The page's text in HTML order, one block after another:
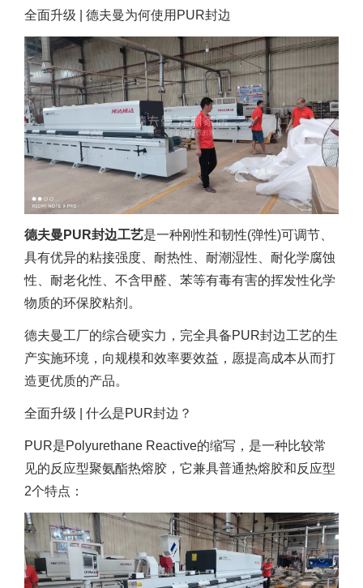
全面升级 | 德夫曼为何使用PUR封边
德夫曼PUR封边工艺是一种刚性和韧性(弹性)可调节、
具有优异的粘接强度、耐热性、耐潮湿性、耐化学腐蚀
性、耐老化性、不含甲醛、苯等有毒有害的挥发性化学
物质的环保胶粘剂。
德夫曼工厂的综合硬实力，完全具备PUR封边工艺的生
产实施环境，向规模和效率要效益，愿提高成本从而打
造更优质的产品。
全面升级 | 什么是PUR封边？
PUR是Polyurethane Reactive的缩写，是一种比较常
见的反应型聚氨酯热熔胶，它兼具普通热熔胶和反应型
2个特点：